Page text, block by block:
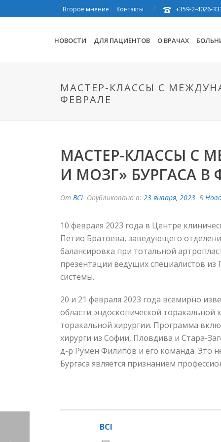
Второе мнение Контакты +359-2-4026-
НОВОСТИ ДЛЯ ПАЦИЕНТОВ О ВРАЧАХ
МАСТЕР-КЛАССЫ С
ФЕВРАЛЕ
МАСТЕР-КЛАССЫ С
И MОЗГ» БУРГАСА В
От BCI Опубликовано в: 23 января, 2023 В
10 февраля 2023 года в Центре
Петио Братоева, заведующего
балансировка при тотальной
презентации ведущих специалистов
системы.
20 и 21 февраля 2023 года всемирно
области эндоскопической
торакальной хирургии. Программа
хирурги из Софии, Пловдива и Стара-
д-р Румен Филипов и его команда. Это
Бургаса является признанием
BCI